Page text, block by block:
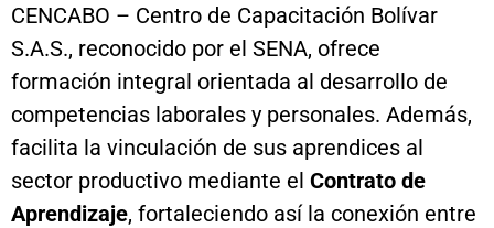
CENCABO – Centro de Capacitación Bolívar
S.A.S., reconocido por el SENA, ofrece
formación integral orientada al desarrollo de
competencias laborales y personales. Además,
facilita la vinculación de sus aprendices al
sector productivo mediante el Contrato de
Aprendizaje, fortaleciendo así la conexión entre